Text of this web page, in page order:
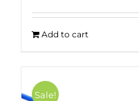
20.00 €.16.00 €.
Add to cart
Sale!